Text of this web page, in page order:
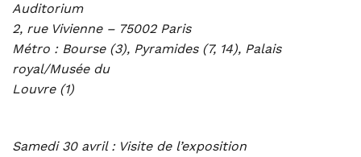
Auditorium
2, rue Vivienne – 75002 Paris
Métro : Bourse (3), Pyramides (7, 14), Palais
royal/Musée du
Louvre (1)
Samedi 30 avril : Visite de l’exposition